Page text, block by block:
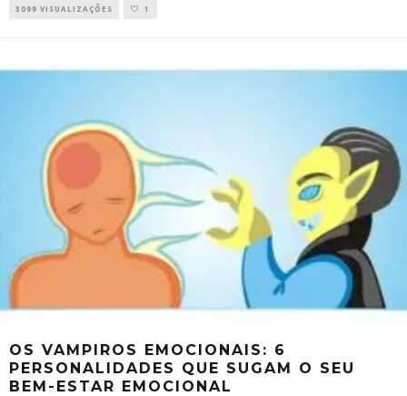
3099 VISUALIZAÇÕES 1
OS VAMPIROS EMOCIONAIS: 6
PERSONALIDADES QUE SUGAM O SEU
BEM-ESTAR EMOCIONAL